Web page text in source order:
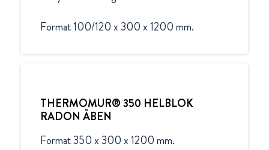
Format 100/120 x 300 x 1200 mm.
THERMOMUR® 350 HELBLOK
RADON ÅBEN
Format 350 x 300 x 1200 mm.